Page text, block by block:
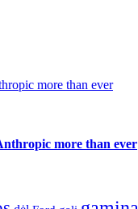
more than ever
more than ever